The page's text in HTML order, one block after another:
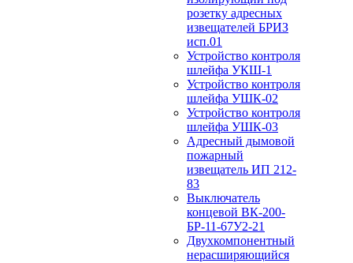
розетку адресных
извещателей БРИЗ
исп.01
Устройство контроля
шлейфа УКШ-1
Устройство контроля
шлейфа УШК-02
Устройство контроля
шлейфа УШК-03
Адресный дымовой
пожарный
извещатель ИП 212-
83
Выключатель
концевой ВК-200-
БР-11-67У2-21
Двухкомпонентный
нерасширяющийся